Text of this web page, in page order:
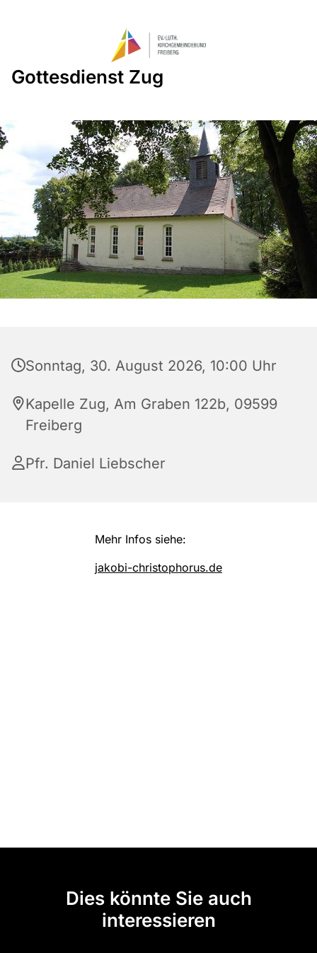
Gottesdienst Zug
Sonntag, 30. August 2026, 10:00 Uhr
Kapelle Zug, Am Graben 122b, 09599
Freiberg
Pfr. Daniel Liebscher
Mehr Infos siehe:
jakobi-christophorus.de
Dies könnte Sie auch
interessieren